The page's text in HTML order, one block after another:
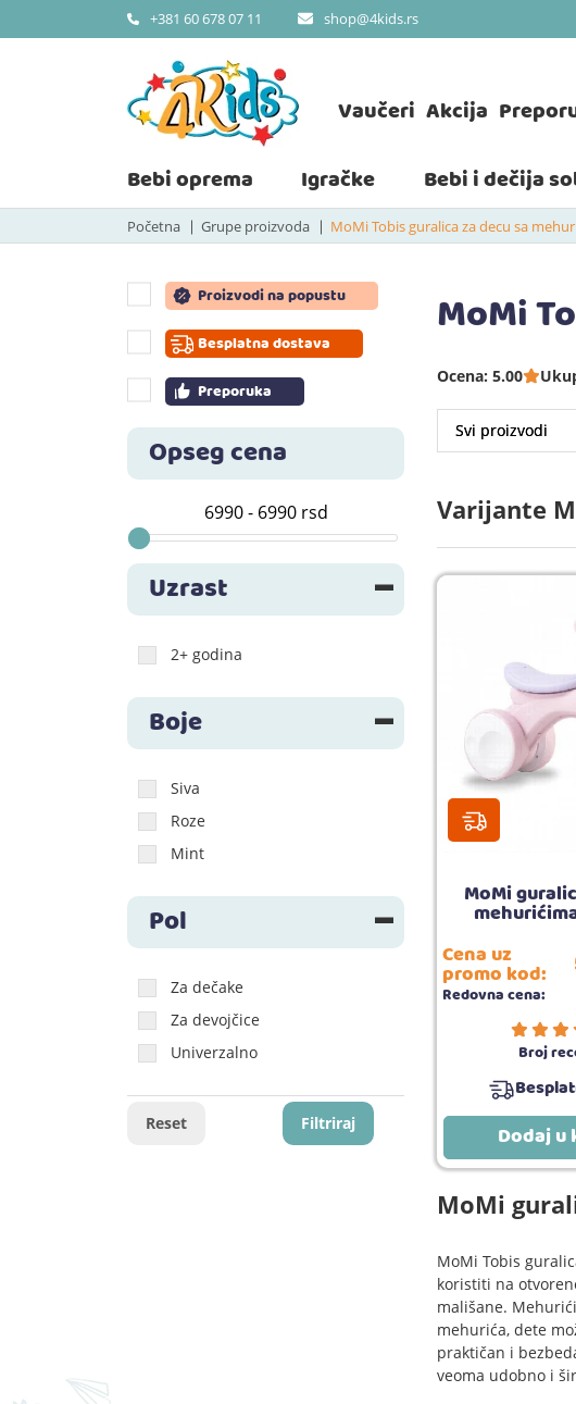
+381 60 678 07 11 shop@4kids.rs
Vaučeri Akcija
Bebi oprema Igračke Bebi i dečija
Početna Grupe proizvoda MoMi Tobis guralica za decu sa
Proizvodi na popustu
Besplatna dostava
Preporuka
Opseg cena
Uzrast
2+ godina
Boje
Siva
Roze
Mint
Pol
Za dečake
Za devojčice
Univerzalno
Reset Filtriraj
MoMi
Ocena: 5.00
MoMi
MoMi Tobis
koristiti na
mališane.
mehurića, dete
praktičan i
veoma udobno i
Varijante
MoMi
Cena uz
promo kod:
Redovna cena:
Broj
Dodaj u